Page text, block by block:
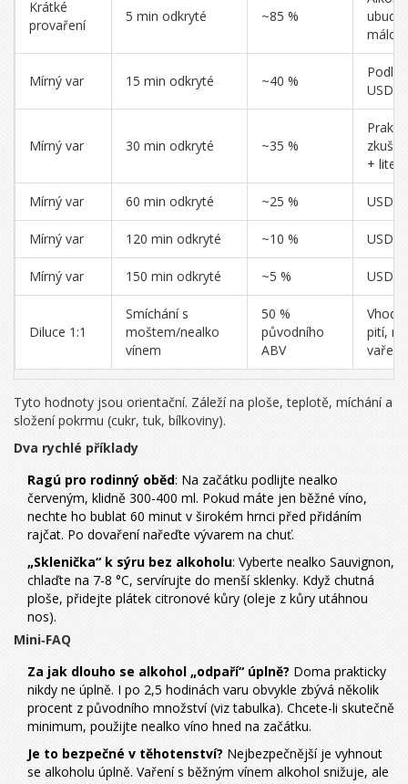
Krátké
provaření
5 min odkryté ~85 %
ubude
málo
Mírný var 15 min odkryté ~40 %
Podle
USDA
Mírný var 30 min odkryté ~35 %
+
Mírný var 60 min odkryté ~25 % USDA
Mírný var 120 min odkryté ~10 % USDA
Mírný var 150 min odkryté ~5 % USDA
Diluce 1:1
Smíchání s
moštem/nealko
vínem
50 %
původního
ABV
pití, ne
vaření
Tyto hodnoty jsou orientační. Záleží na ploše, teplotě, míchání a
složení pokrmu (cukr, tuk, bílkoviny).
Dva rychlé příklady
Ragú pro rodinný oběd: Na začátku podlijte nealko
červeným, klidně 300-400 ml. Pokud máte jen běžné víno,
nechte ho bublat 60 minut v širokém hrnci před přidáním
rajčat. Po dovaření nařeďte vývarem na chuť.
„Sklenička“ k sýru bez alkoholu: Vyberte nealko Sauvignon,
chlaďte na 7-8 °C, servírujte do menší sklenky. Když chutná
ploše, přidejte plátek citronové kůry (oleje z kůry utáhnou
nos).
Mini‑FAQ
Za jak dlouho se alkohol „odpaří“ úplně? Doma prakticky
nikdy ne úplně. I po 2,5 hodinách varu obvykle zbývá několik
procent z původního množství (viz tabulka). Chcete-li skutečně
minimum, použijte nealko víno hned na začátku.
Je to bezpečné v těhotenství? Nejbezpečnější je vyhnout
se alkoholu úplně. Vaření s běžným vínem alkohol snižuje, ale